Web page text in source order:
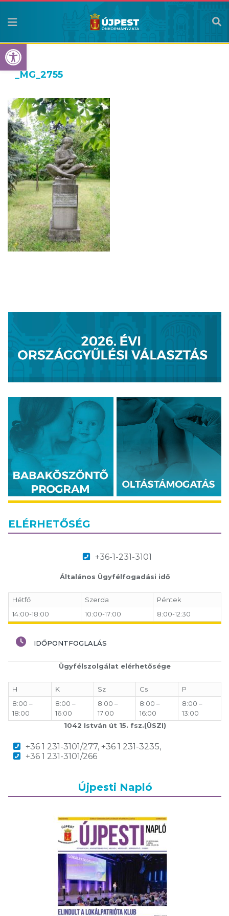
Eszköztár megnyitása
_MG_2755
ELÉRHETŐSÉG
+36-1-231-3101
Általános Ügyfélfogadási idő
Hétfő Szerda
Péntek
14:00-18:00
10:00-17:00 8:00-12:30
IDŐPONTFOGLALÁS
Ügyfélszolgálat elérhetősége
H K Sz Cs
P
8:00 –
18:00
8:00 –
16:00
8:00 –
17:00
8:00 –
16:00
8:00 –
13:00
1042 István út 15. fsz.(ÜSZI)
+36 1 231-3101/277, +36 1 231-3235,
+36 1 231-3101/266
Újpesti Napló